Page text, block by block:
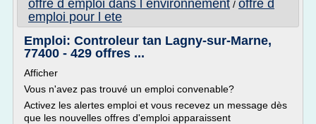
offre d emploi dans l environnement / offre d
emploi pour l ete
Emploi: Controleur tan Lagny-sur-Marne,
77400 - 429 offres ...
Afficher
Vous n'avez pas trouvé un emploi convenable?
Activez les alertes emploi et vous recevez un message dès
que les nouvelles offres d'emploi apparaissent